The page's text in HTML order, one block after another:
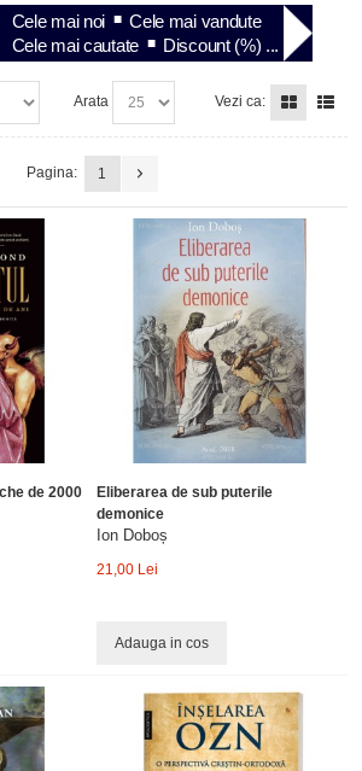
Cele mai noi
Cele mai vandute
Cele mai cautate
Discount (%) ...
Arata Vezi ca:
Pagina: 1
de 2000
Eliberarea de sub puterile
demonice
Ion Doboș
21,00 Lei
Adauga in cos